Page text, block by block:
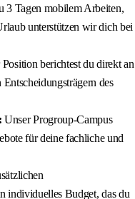
3 Tagen mobilem Arbeiten,
unterstützen wir dich bei
Position berichtest du direkt an
des
Unser Progroup-Campus
für deine fachliche und
individuelles Budget, das du